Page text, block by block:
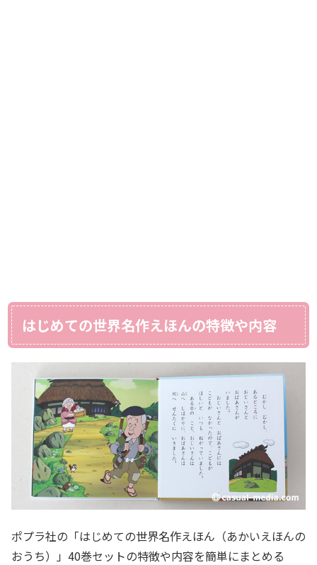
はじめての世界名作えほんの特徴や内容
ポプラ社の「はじめての世界名作えほん（あかいえほんの
おうち）」40巻セットの特徴や内容を簡単にまとめる